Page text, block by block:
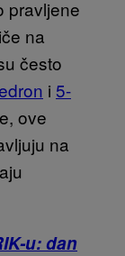
pravljene
na
često
i 5-
ove
na
u: dan